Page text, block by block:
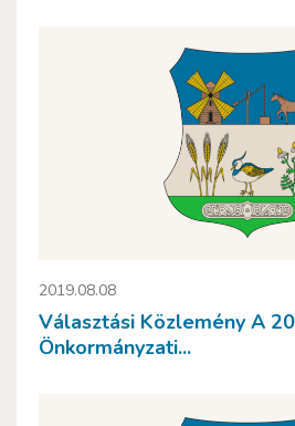
2019.08.08
Választási Közlemény A
Önkormányzati...